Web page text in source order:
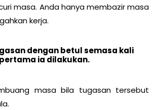
masa. Anda hanya membazir masa
kerja.
dengan betul semasa kali
pertama ia dilakukan.
masa bila tugasan tersebut